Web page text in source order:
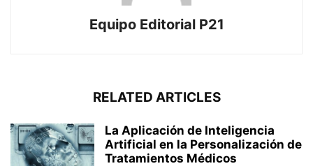
Equipo Editorial P21
RELATED ARTICLES
La Aplicación de Inteligencia
Artificial en la Personalización de
Tratamientos Médicos